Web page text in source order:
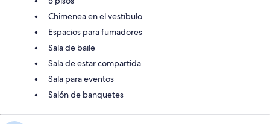
Chimenea en el vestíbulo
Espacios para fumadores
Sala de baile
Sala de estar compartida
Sala para eventos
Salón de banquetes